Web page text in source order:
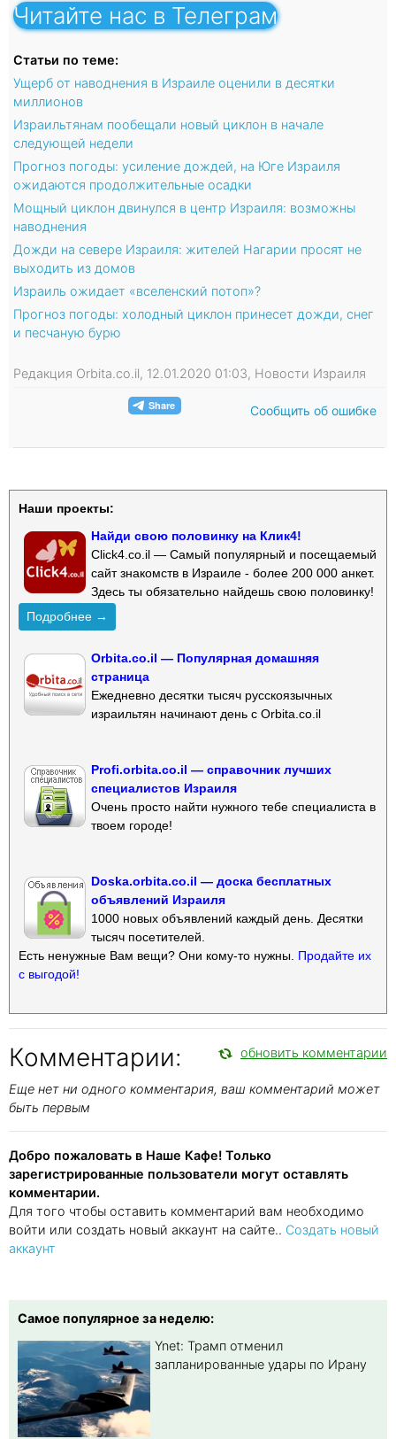
Читайте нас в Телеграм
Статьи по теме:
Ущерб от наводнения в Израиле оценили в десятки
миллионов
Израильтянам пообещали новый циклон в начале
следующей недели
Прогноз погоды: усиление дождей, на Юге Израиля
ожидаются продолжительные осадки
Мощный циклон двинулся в центр Израиля: возможны
наводнения
Дожди на севере Израиля: жителей Нагарии просят не
выходить из домов
Израиль ожидает «вселенский потоп»?
Прогноз погоды: холодный циклон принесет дожди, снег
и песчаную бурю
Редакция Orbita.co.il, 12.01.2020 01:03, Новости Израиля
Сообщить об ошибке
Наши проекты:
Найди свою половинку на Клик4!
Click4.co.il — Самый популярный и посещаемый
сайт знакомств в Израиле - более 200 000 анкет.
Здесь ты обязательно найдешь свою половинку!
Подробнее →
Orbita.co.il — Популярная домашняя
страница
Ежедневно десятки тысяч русскоязычных
израильтян начинают день с Orbita.co.il
Profi.orbita.co.il — справочник лучших
специалистов Израиля
Очень просто найти нужного тебе специалиста в
твоем городе!
Doska.orbita.co.il — доска бесплатных
объявлений Израиля
1000 новых объявлений каждый день. Десятки
тысяч посетителей.
Есть ненужные Вам вещи? Они кому-то нужны. Продайте их
с выгодой!
Комментарии: обновить комментарии
Еще нет ни одного комментария, ваш комментарий может
быть первым
Добро пожаловать в Наше Кафе! Только
зарегистрированные пользователи могут оставлять
комментарии.
Для того чтобы оставить комментарий вам необходимо
войти или создать новый аккаунт на сайте.. Создать новый
аккаунт
Самое популярное за неделю:
Ynet: Трамп отменил
запланированные удары по Ирану